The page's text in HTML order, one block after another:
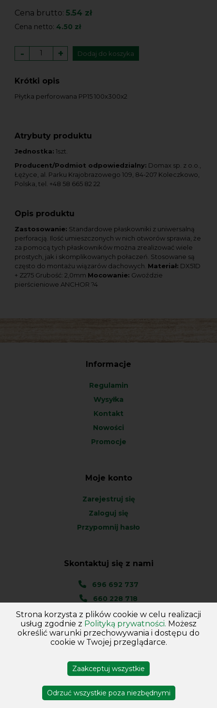
Cena brutto: 5.54 zł
Cena netto: 4.50 zł
- + Dodaj do koszyka
Krótki opis
Płytka perforowana PP15 100x300x2
Atrybuty produktu
Jednostka: 1szt.
Producent/Podmiot odpowiedzialny: Domax sp. z o.o.,
Łężyce, al. Parku Krajobrazowego 109, 84-207 Koleczkowo,
Polska, tel. +48 58 665 82 22
Opis produktu
Zastosowanie: Standardowe płaskowniki z uniwersalną
perforacją. Ilość umieszczonych w nich otworów sprawia, że
za pomocą tych płaskowników można zrealizować wiele
prostych, jak i skomplikowanych połaczeń. Stosowane są
często do montażu wiązarów dachowych. Materiał: DX51D
+ Z275 Grubość: 2,0mm Mocowanie: Gwoździe
pierścieniowe ANCHOR ?4
Informacje
Regulamin
Wysyłka
Kontakt
Nowości
Promocje
Moje konto
Zarejestruj się
Zaloguj się
Przypomnij hasło
Skontaktuj się z nami
696 692 737
660 228 718
Ul. Węgierska 1A
46-045 Kotórz Mały
(woj. Opolskie)
Copyright © 2026 Hurtownia - Majster. Wszelkie prawa
Strona korzysta z plików cookie w celu realizacji
usług zgodnie z Polityką prywatności. Możesz
określić warunki przechowywania i dostępu do
cookie w Twojej przeglądarce.
Zaakceptuj wszystkie
Odrzuć wszystkie poza niezbędnymi